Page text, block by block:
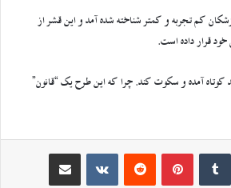
کم تجربه و کمتر شناخته شده آمد و این قشر از
قرار داده است.
کوتاه آمده و سکوت کند. چرا که این طرح یک “قانون”